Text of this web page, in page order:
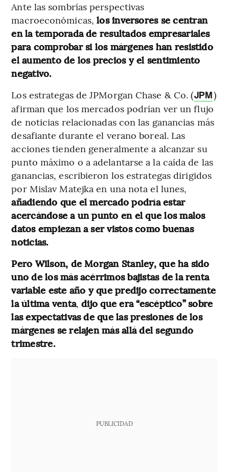
Ante las sombrías perspectivas
macroeconómicas,los inversores se centran
en la temporada de resultados empresariales
para comprobar si los márgenes han resistido
el aumento de los precios y el sentimiento
negativo.
Los estrategas de JPMorgan Chase & Co. (JPM)
afirman que los mercados podrían ver un flujo
de noticias relacionadas con las ganancias más
desafiante durante el verano boreal. Las
acciones tienden generalmente a alcanzar su
punto máximo o a adelantarse a la caída de las
ganancias, escribieron los estrategas dirigidos
por Mislav Matejka en una nota el lunes,
añadiendo que el mercado podría estar
acercándose a un punto en el que los malos
datos empiezan a ser vistos como buenas
noticias.
Pero Wilson, de Morgan Stanley, que ha sido
uno de los más acérrimos bajistas de la renta
variable este año y que predijo correctamente
la última venta,dijo que era “escéptico” sobre
las expectativas de que las presiones de los
márgenes se relajen más allá del segundo
trimestre.
PUBLICIDAD